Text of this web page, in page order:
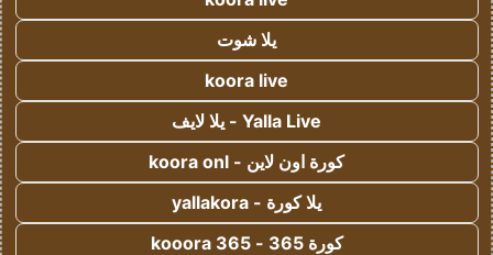
يلا شوت
koora live
Yalla Live - يلا لايف
كورة اون لاين - koora onl
يلا كورة - yallakora
كورة 365 - kooora 365